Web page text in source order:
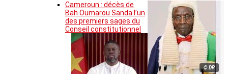
© DR
Cameroun : décès de
Bah Oumarou Sanda l’un
des premiers sages du
Conseil constitutionnel